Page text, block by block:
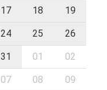
17 18 19
24 25 26
31 01 02
07 08 09